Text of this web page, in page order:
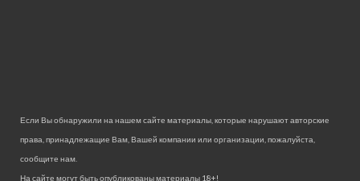
Если Вы обнаружили на нашем сайте материалы, которые нарушают авторские
права, принадлежащие Вам, Вашей компании или организации, пожалуйста,
сообщите нам.
На сайте могут быть опубликованы материалы 18+!